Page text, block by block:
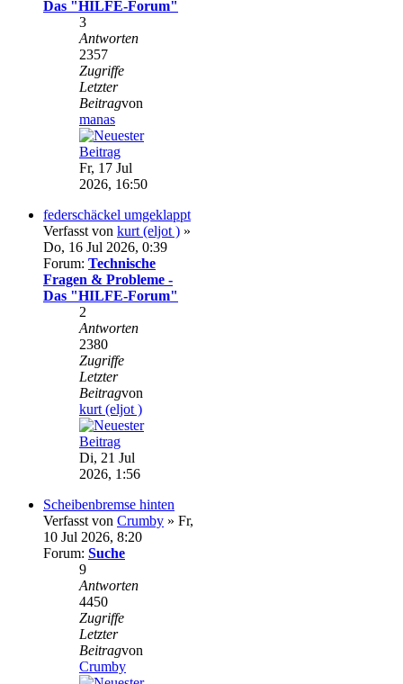
Das "HILFE-Forum"
3
Antworten
2357
Zugriffe
Letzter
Beitragvon
manas
Fr, 17 Jul
2026, 16:50
federschäckel umgeklappt
Verfasst von kurt (eljot ) »
Do, 16 Jul 2026, 0:39
Forum: Technische
Fragen & Probleme -
Das "HILFE-Forum"
2
Antworten
2380
Zugriffe
Letzter
Beitragvon
kurt (eljot )
Di, 21 Jul
2026, 1:56
Scheibenbremse hinten
Verfasst von Crumby » Fr,
10 Jul 2026, 8:20
Forum: Suche
9
Antworten
4450
Zugriffe
Letzter
Beitragvon
Crumby